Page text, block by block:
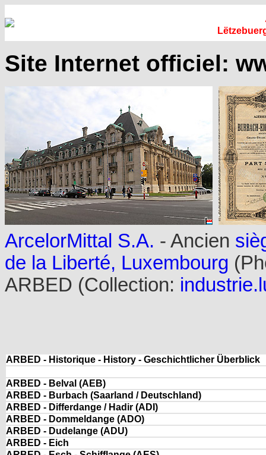
Site Internet officiel:
ArcelorMittal S.A. - Ancien
de la Liberté, Luxembourg
ARBED (Collection:
ARBED - Historique - History - Geschichtlicher Überblick
ARBED - Belval (AEB)
ARBED - Burbach (Saarland / Deutschland)
ARBED - Differdange / Hadir (ADI)
ARBED - Dommeldange (ADO)
ARBED - Dudelange (ADU)
ARBED - Eich